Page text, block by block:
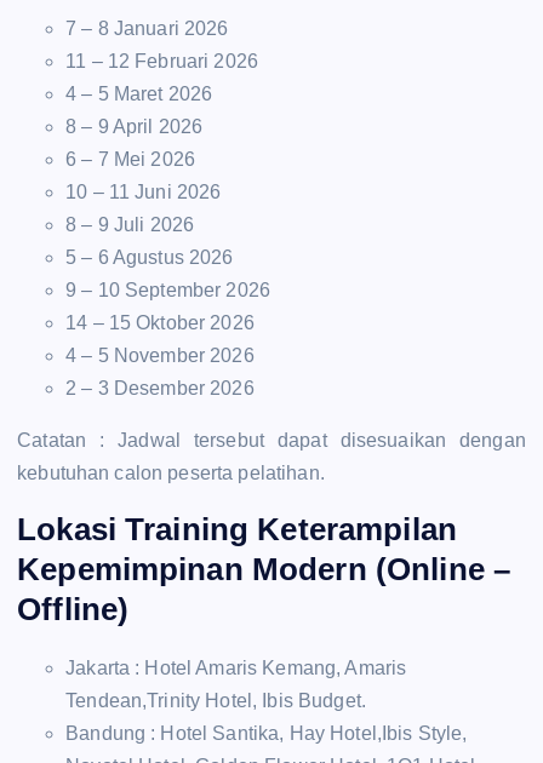
7 – 8 Januari 2026
11 – 12 Februari 2026
4 – 5 Maret 2026
8 – 9 April 2026
6 – 7 Mei 2026
10 – 11 Juni 2026
8 – 9 Juli 2026
5 – 6 Agustus 2026
9 – 10 September 2026
14 – 15 Oktober 2026
4 – 5 November 2026
2 – 3 Desember 2026
Catatan : Jadwal tersebut dapat disesuaikan dengan
kebutuhan calon peserta pelatihan.
Lokasi Training Keterampilan
Kepemimpinan Modern (Online –
Offline)
Jakarta : Hotel Amaris Kemang, Amaris
Tendean,Trinity Hotel, Ibis Budget.
Bandung : Hotel Santika, Hay Hotel,Ibis Style,